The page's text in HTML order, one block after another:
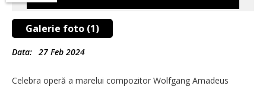
Galerie foto (1)
Data: 27 Feb 2024
Celebra operă a marelui compozitor Wolfgang Amadeus